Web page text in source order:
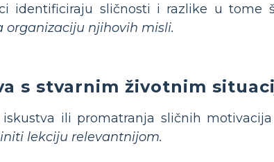
identificiraju sličnosti i razlike u tome
organizaciju njihovih misli.
s stvarnim životnim
ili promatranja sličnih
lekciju relevantnijom.